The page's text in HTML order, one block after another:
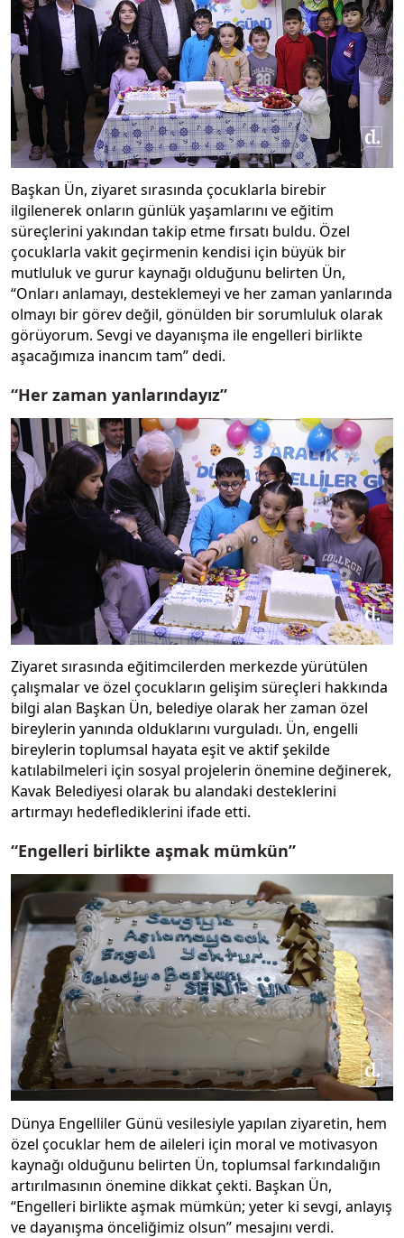
Başkan Ün, ziyaret sırasında çocuklarla birebir
ilgilenerek onların günlük yaşamlarını ve eğitim
süreçlerini yakından takip etme fırsatı buldu. Özel
çocuklarla vakit geçirmenin kendisi için büyük bir
mutluluk ve gurur kaynağı olduğunu belirten Ün,
“Onları anlamayı, desteklemeyi ve her zaman yanlarında
olmayı bir görev değil, gönülden bir sorumluluk olarak
görüyorum. Sevgi ve dayanışma ile engelleri birlikte
aşacağımıza inancım tam” dedi.
“Her zaman yanlarındayız”
Ziyaret sırasında eğitimcilerden merkezde yürütülen
çalışmalar ve özel çocukların gelişim süreçleri hakkında
bilgi alan Başkan Ün, belediye olarak her zaman özel
bireylerin yanında olduklarını vurguladı. Ün, engelli
bireylerin toplumsal hayata eşit ve aktif şekilde
katılabilmeleri için sosyal projelerin önemine değinerek,
Kavak Belediyesi olarak bu alandaki desteklerini
artırmayı hedeflediklerini ifade etti.
“Engelleri birlikte aşmak mümkün”
Dünya Engelliler Günü vesilesiyle yapılan ziyaretin, hem
özel çocuklar hem de aileleri için moral ve motivasyon
kaynağı olduğunu belirten Ün, toplumsal farkındalığın
artırılmasının önemine dikkat çekti. Başkan Ün,
“Engelleri birlikte aşmak mümkün; yeter ki sevgi, anlayış
ve dayanışma önceliğimiz olsun” mesajını verdi.